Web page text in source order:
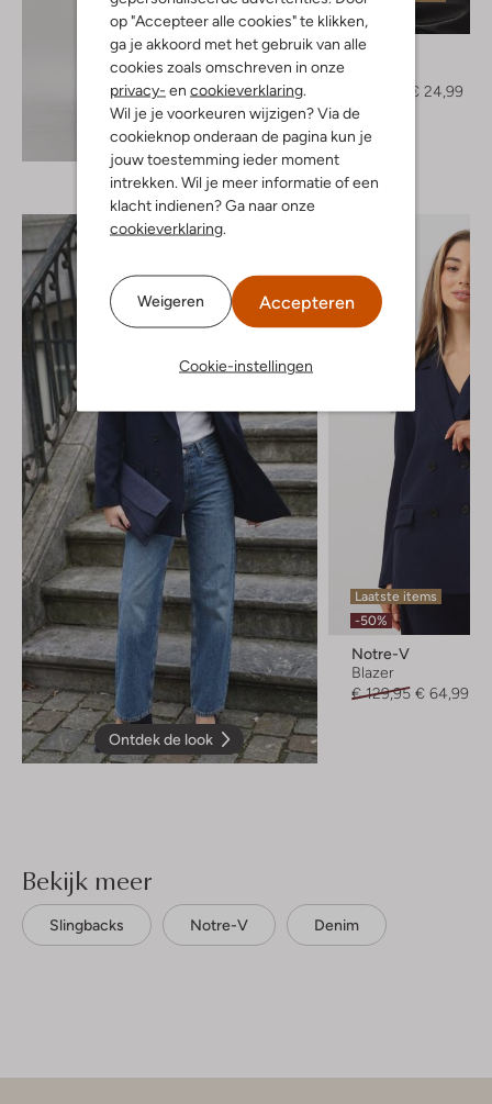
op "Accepteer alle cookies" te klikken,
ga je akkoord met het gebruik van alle
cookies zoals omschreven in onze
privacy- en cookieverklaring
Wil je je voorkeuren wijzigen? Via de
cookieknop onderaan de pagina kun je
jouw toestemming ieder moment
intrekken. Wil je meer informatie of een
klacht indienen? Ga naar onze
cookieverklaring
Weigeren Accepteren
Cookie-instellingen
Ontdek de look
-50%
Ydence
€ 24,99
Ontdek de look
Laatste items
-50%
Notre-V
Blazer
€ 129,95 € 64,99
Bekijk meer
Slingbacks Notre-V Denim